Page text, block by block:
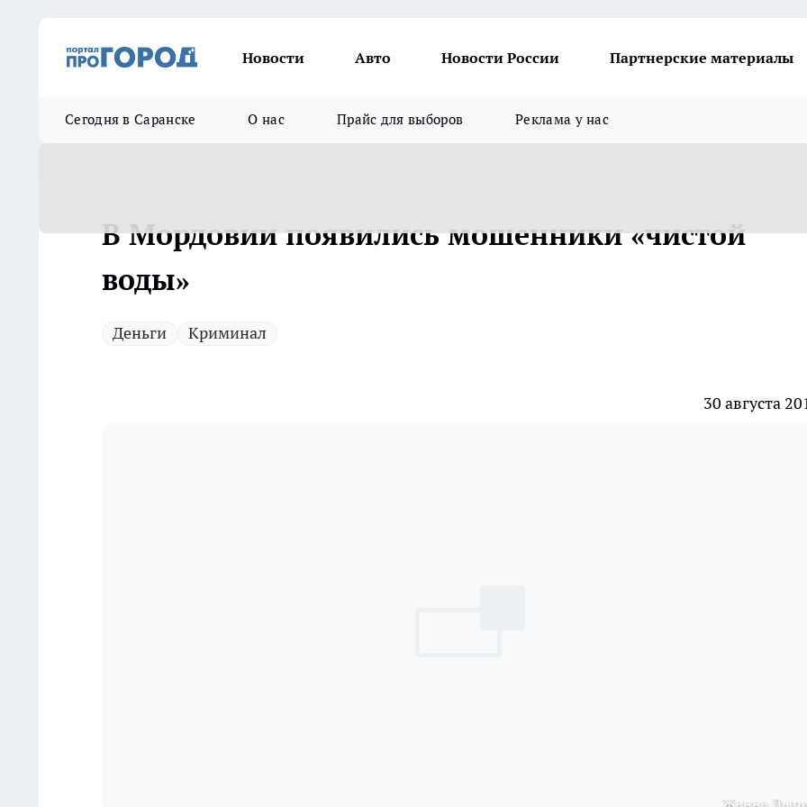
Новости Авто Новости России Партнерские материалы
Сегодня в Саранске О нас Прайс для выборов Реклама у нас
В Мордовии появились мошенники «чистой
воды»
Деньги Криминал
30 августа
Жанна